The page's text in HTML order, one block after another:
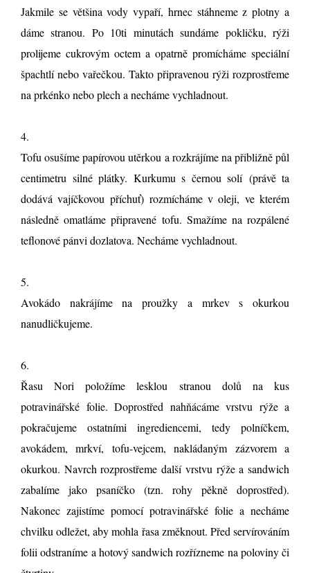
Jakmile se většina vody vypaří, hrnec stáhneme z plotny a
dáme stranou. Po 10ti minutách sundáme pokličku, rýži
prolijeme cukrovým octem a opatrně promícháme speciální
špachtlí nebo vařečkou. Takto připravenou rýži rozprostřeme
na prkénko nebo plech a necháme vychladnout.
4.
Tofu osušíme papírovou utěrkou a rozkrájíme na přibližně půl
centimetru silné plátky. Kurkumu s černou solí (právě ta
dodává vajíčkovou příchuť) rozmícháme v oleji, ve kterém
následně omatláme připravené tofu. Smažíme na rozpálené
teflonové pánvi dozlatova. Necháme vychladnout.
5.
Avokádo nakrájíme na proužky a mrkev s okurkou
nanudličkujeme.
6.
Řasu Nori položíme lesklou stranou dolů na kus
potravinářské folie. Doprostřed nahňácáme vrstvu rýže a
pokračujeme ostatními ingrediencemi, tedy polníčkem,
avokádem, mrkví, tofu-vejcem, nakládaným zázvorem a
okurkou. Navrch rozprostřeme další vrstvu rýže a sandwich
zabalíme jako psaníčko (tzn. rohy pěkně doprostřed).
Nakonec zajistíme pomocí potravinářské folie a necháme
chvilku odležet, aby mohla řasa změknout. Před servírováním
folii odstraníme a hotový sandwich rozřízneme na poloviny či